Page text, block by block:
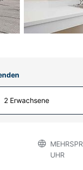
2 Erwachsene
UHR